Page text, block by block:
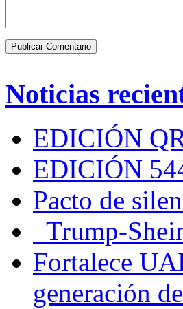
Noticias
EDICIÓN
EDICIÓN
Pacto de
Trump-
Fortalece
generación